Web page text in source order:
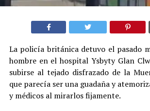
La policía británica detuvo el pasado
hombre en el hospital Ysbyty Glan
subirse al tejado disfrazado de la
que parecía ser una guadaña y
y médicos al mirarlos fijamente.